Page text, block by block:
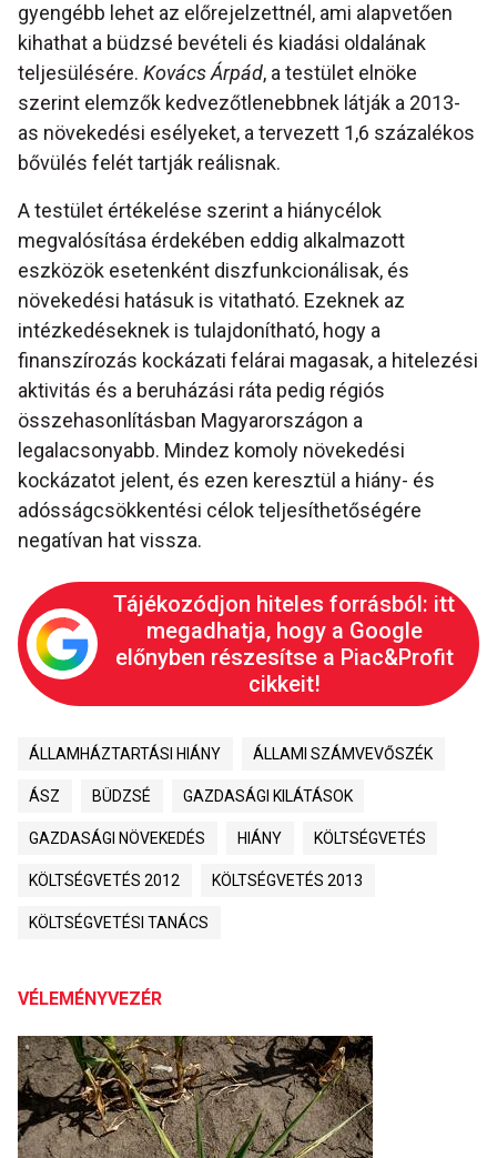
gyengébb lehet az előrejelzettnél, ami alapvetően
kihathat a büdzsé bevételi és kiadási oldalának
teljesülésére. Kovács Árpád, a testület elnöke
szerint elemzők kedvezőtlenebbnek látják a 2013-
as növekedési esélyeket, a tervezett 1,6 százalékos
bővülés felét tartják reálisnak.
A testület értékelése szerint a hiánycélok
megvalósítása érdekében eddig alkalmazott
eszközök esetenként diszfunkcionálisak, és
növekedési hatásuk is vitatható. Ezeknek az
intézkedéseknek is tulajdonítható, hogy a
finanszírozás kockázati felárai magasak, a hitelezési
aktivitás és a beruházási ráta pedig régiós
összehasonlításban Magyarországon a
legalacsonyabb. Mindez komoly növekedési
kockázatot jelent, és ezen keresztül a hiány- és
adósságcsökkentési célok teljesíthetőségére
negatívan hat vissza.
Tájékozódjon hiteles forrásból: itt
megadhatja, hogy a Google
előnyben részesítse a Piac&Profit
cikkeit!
ÁLLAMHÁZTARTÁSI HIÁNY ÁLLAMI SZÁMVEVŐSZÉK
ÁSZ BÜDZSÉ GAZDASÁGI KILÁTÁSOK
GAZDASÁGI NÖVEKEDÉS HIÁNY KÖLTSÉGVETÉS
KÖLTSÉGVETÉS 2012 KÖLTSÉGVETÉS 2013
KÖLTSÉGVETÉSI TANÁCS
VÉLEMÉNYVEZÉR